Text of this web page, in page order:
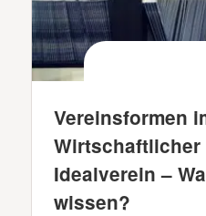
Vereinsformen
Wirtschaftlicher
Idealverein –
wissen?